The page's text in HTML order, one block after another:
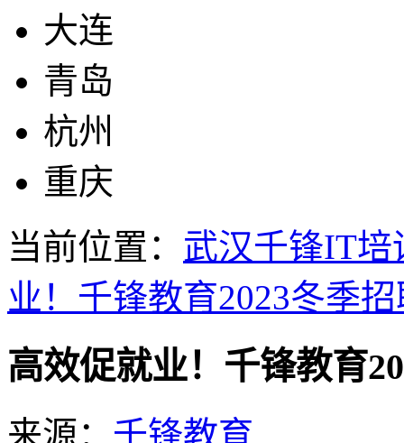
大连
青岛
杭州
重庆
当前位置： 武汉千锋IT培
业！千锋教育2023冬季
高效促就业！千锋教育
来源： 千锋教育